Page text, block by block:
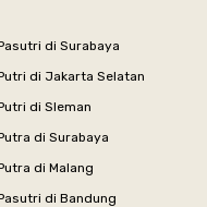
di Surabaya
di Jakarta Selatan
di Sleman
di Surabaya
di Malang
di Bandung